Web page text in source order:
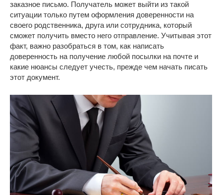
заказное письмо. Получатель может выйти из такой
ситуации только путем оформления доверенности на
своего родственника, друга или сотрудника, который
сможет получить вместо него отправление. Учитывая этот
факт, важно разобраться в том, как написать
доверенность на получение любой посылки на почте и
какие нюансы следует учесть, прежде чем начать писать
этот документ.